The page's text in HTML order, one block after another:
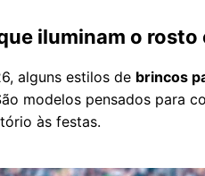
iluminam o
alguns estilos de brincos
modelos pensados para
às festas.